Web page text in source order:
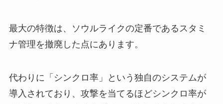
最大の特徴は、ソウルライクの定番であるスタミ
ナ管理を撤廃した点にあります。
代わりに「シンクロ率」という独自のシステムが
導入されており、攻撃を当てるほどシンクロ率が